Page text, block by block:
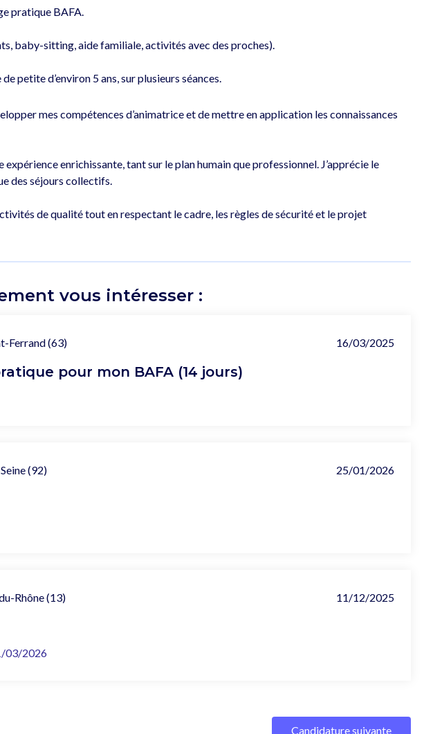
pratique BAFA.
baby-sitting, aide familiale, activités avec des proches).
mes compétences d’animatrice et de mettre en application les connaissances
enrichissante, tant sur le plan humain que professionnel. J’apprécie le
des séjours collectifs.
de qualité tout en respectant le cadre, les règles de sécurité et le projet
vous intéresser :
Ferrand (63) 16/03/2025
pour mon BAFA (14 jours)
(92) 25/01/2026
Rhône (13) 11/12/2025
03/2026
Candidature suivante